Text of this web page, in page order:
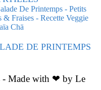
DE PRINTEMPS
- Made with ❤ by Le